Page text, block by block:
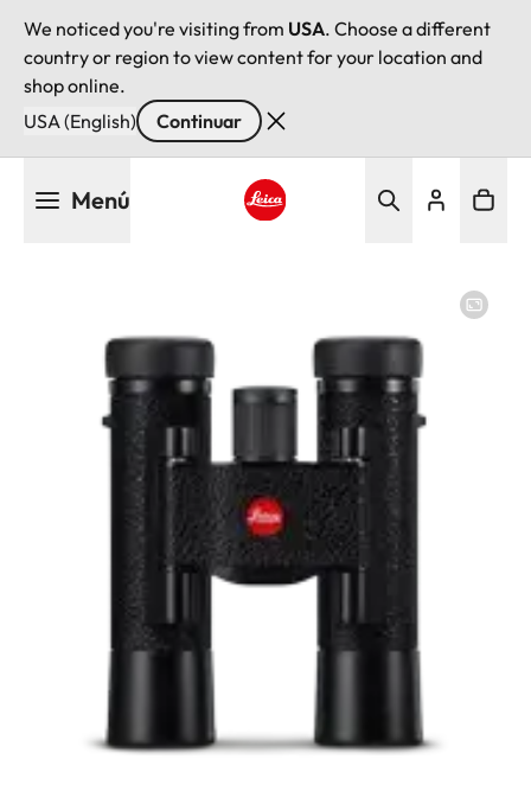
We noticed you're visiting from USA. Choose a different
country or region to view content for your location and
shop online.
USA (English)
Continuar
Menú